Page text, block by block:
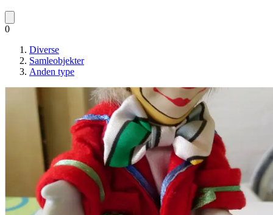
0
Diverse
Samleobjekter
Anden type